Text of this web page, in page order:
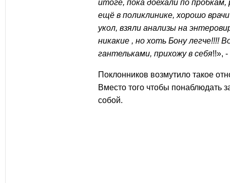
итоге, пока доехали по
ещё в поликлинике, хорошо
укол, взяли анализы на
никакие , но хоть Бону легче!!!!
гантельками, прихожу в себя!!», -
Поклонников возмутило такое
Вместо того чтобы понаблюдать
собой.